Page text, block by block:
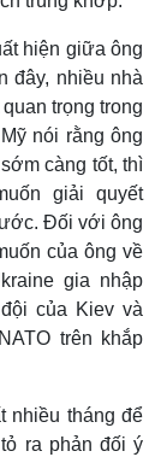
phòng
hiện giữa ông
đây, nhiều nhà
trọng trong
nói rằng ông
càng tốt, thì
giải quyết
Đối với ông
của ông về
gia nhập
của Kiev và
trên khắp
nhiều tháng để
ra phản đối ý